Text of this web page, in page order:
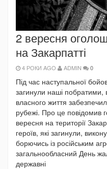
2 вересня
на Закарпатті
4 РОКИ AGO ADMIN 0
Під час наступальної
загинули наші побратими,
власного життя
рубежі. Про це повідомив
вересня на території
героїв, які загинули,
борючись із російським
загальнообласний День
державні